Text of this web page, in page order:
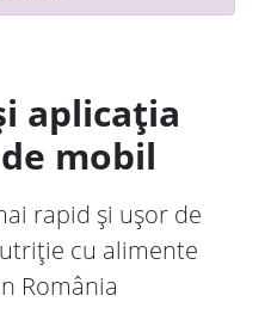
aplicația
mobil
rapid și ușor de
cu alimente
România